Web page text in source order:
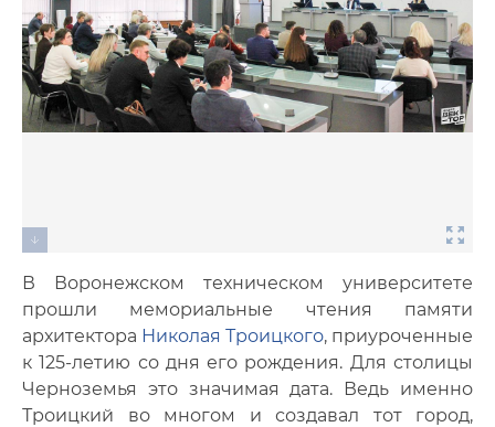
В Воронежском техническом университете
прошли мемориальные чтения памяти
архитектора Николая Троицкого, приуроченные
к 125-летию со дня его рождения. Для столицы
Черноземья это значимая дата. Ведь именно
Троицкий во многом и создавал тот город,